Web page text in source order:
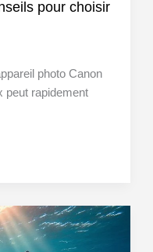
pour choisir
photo Canon
peut rapidement